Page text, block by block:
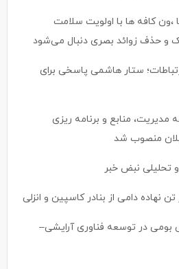
کافه ها با اولویت سلامت
و حذف زوائد بصری دنبال می‌شود
ستار هاشمی پاسخی برای
منابع و برنامه ریزی
منصوب شد
و تحلیلی نبض خبر
در توسعه فناوری آرایشی–